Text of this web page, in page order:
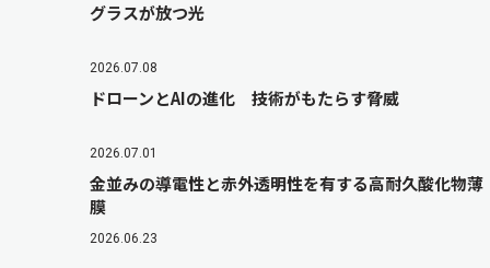
グラスが放つ光
2026.07.08
ドローンとAIの進化 技術がもたらす脅威
2026.07.01
金並みの導電性と赤外透明性を有する高耐久酸化物薄
膜
2026.06.23